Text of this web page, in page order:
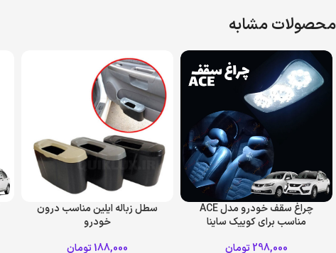
محصولات مشابه
چراغ سقف خودرو مدل ACE
مناسب برای کوییک ساینا
298,000تومان
سطل زباله ایلین مناسب درون
خودرو
188,000تومان